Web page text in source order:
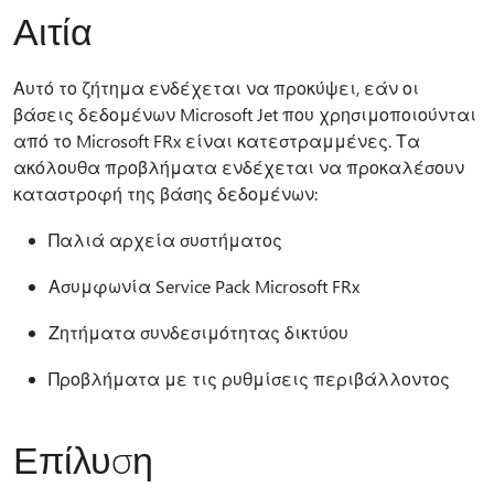
Αιτία
Αυτό το ζήτημα ενδέχεται να προκύψει, εάν οι
βάσεις δεδομένων Microsoft Jet που χρησιμοποιούνται
από το Microsoft FRx είναι κατεστραμμένες. Τα
ακόλουθα προβλήματα ενδέχεται να προκαλέσουν
καταστροφή της βάσης δεδομένων:
Παλιά αρχεία συστήματος
Ασυμφωνία Service Pack Microsoft FRx
Ζητήματα συνδεσιμότητας δικτύου
Προβλήματα με τις ρυθμίσεις περιβάλλοντος
Επίλυση